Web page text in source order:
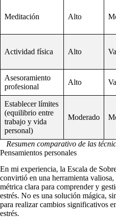
Meditación Alto
Actividad física Alto
Asesoramiento
profesional
Alto
Establecer límites
(equilibrio entre
trabajo y vida
personal)
Moderado
Resumen comparativo de las
Pensamientos personales
En mi experiencia, la Escala de
convirtió en una herramienta valiosa,
métrica clara para comprender y
estrés. No es una solución mágica,
para realizar cambios significativos
estrés.